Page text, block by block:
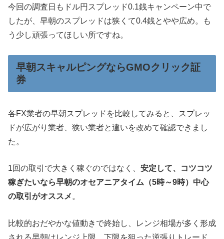
今回の調査日もドル円スプレッド0.1銭キャンペーン中で
したが、早朝のスプレッドは狭くて0.4銭とやや広め。も
う少し頑張ってほしい所ですね。
早朝スキャルピングならGMOクリック証
券
各FX業者の早朝スプレッドを比較してみると、スプレッ
ドが広がり業者、狭い業者と違いを改めて確認できまし
た。
1回の取引で大きく稼ぐのではなく、 安定して、コツコツ
稼ぎたいなら早朝のオセアニアタイム（5時～9時）中心
の取引がオススメ 。
比較的おだやかな値動きで終始し、レンジ相場が多く形成
される早朝はレンジ上限、下限を狙った逆張りトレード、